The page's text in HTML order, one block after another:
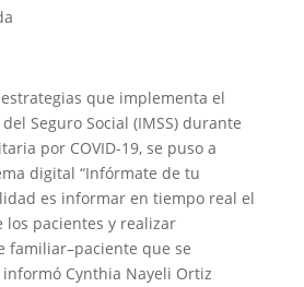
que implementa el
Seguro Social (IMSS) durante
por COVID-19, se puso a
digital “Infórmate de tu
es informar en tiempo real el
los pacientes y realizar
familiar–paciente que se
Cynthia Nayeli Ortiz